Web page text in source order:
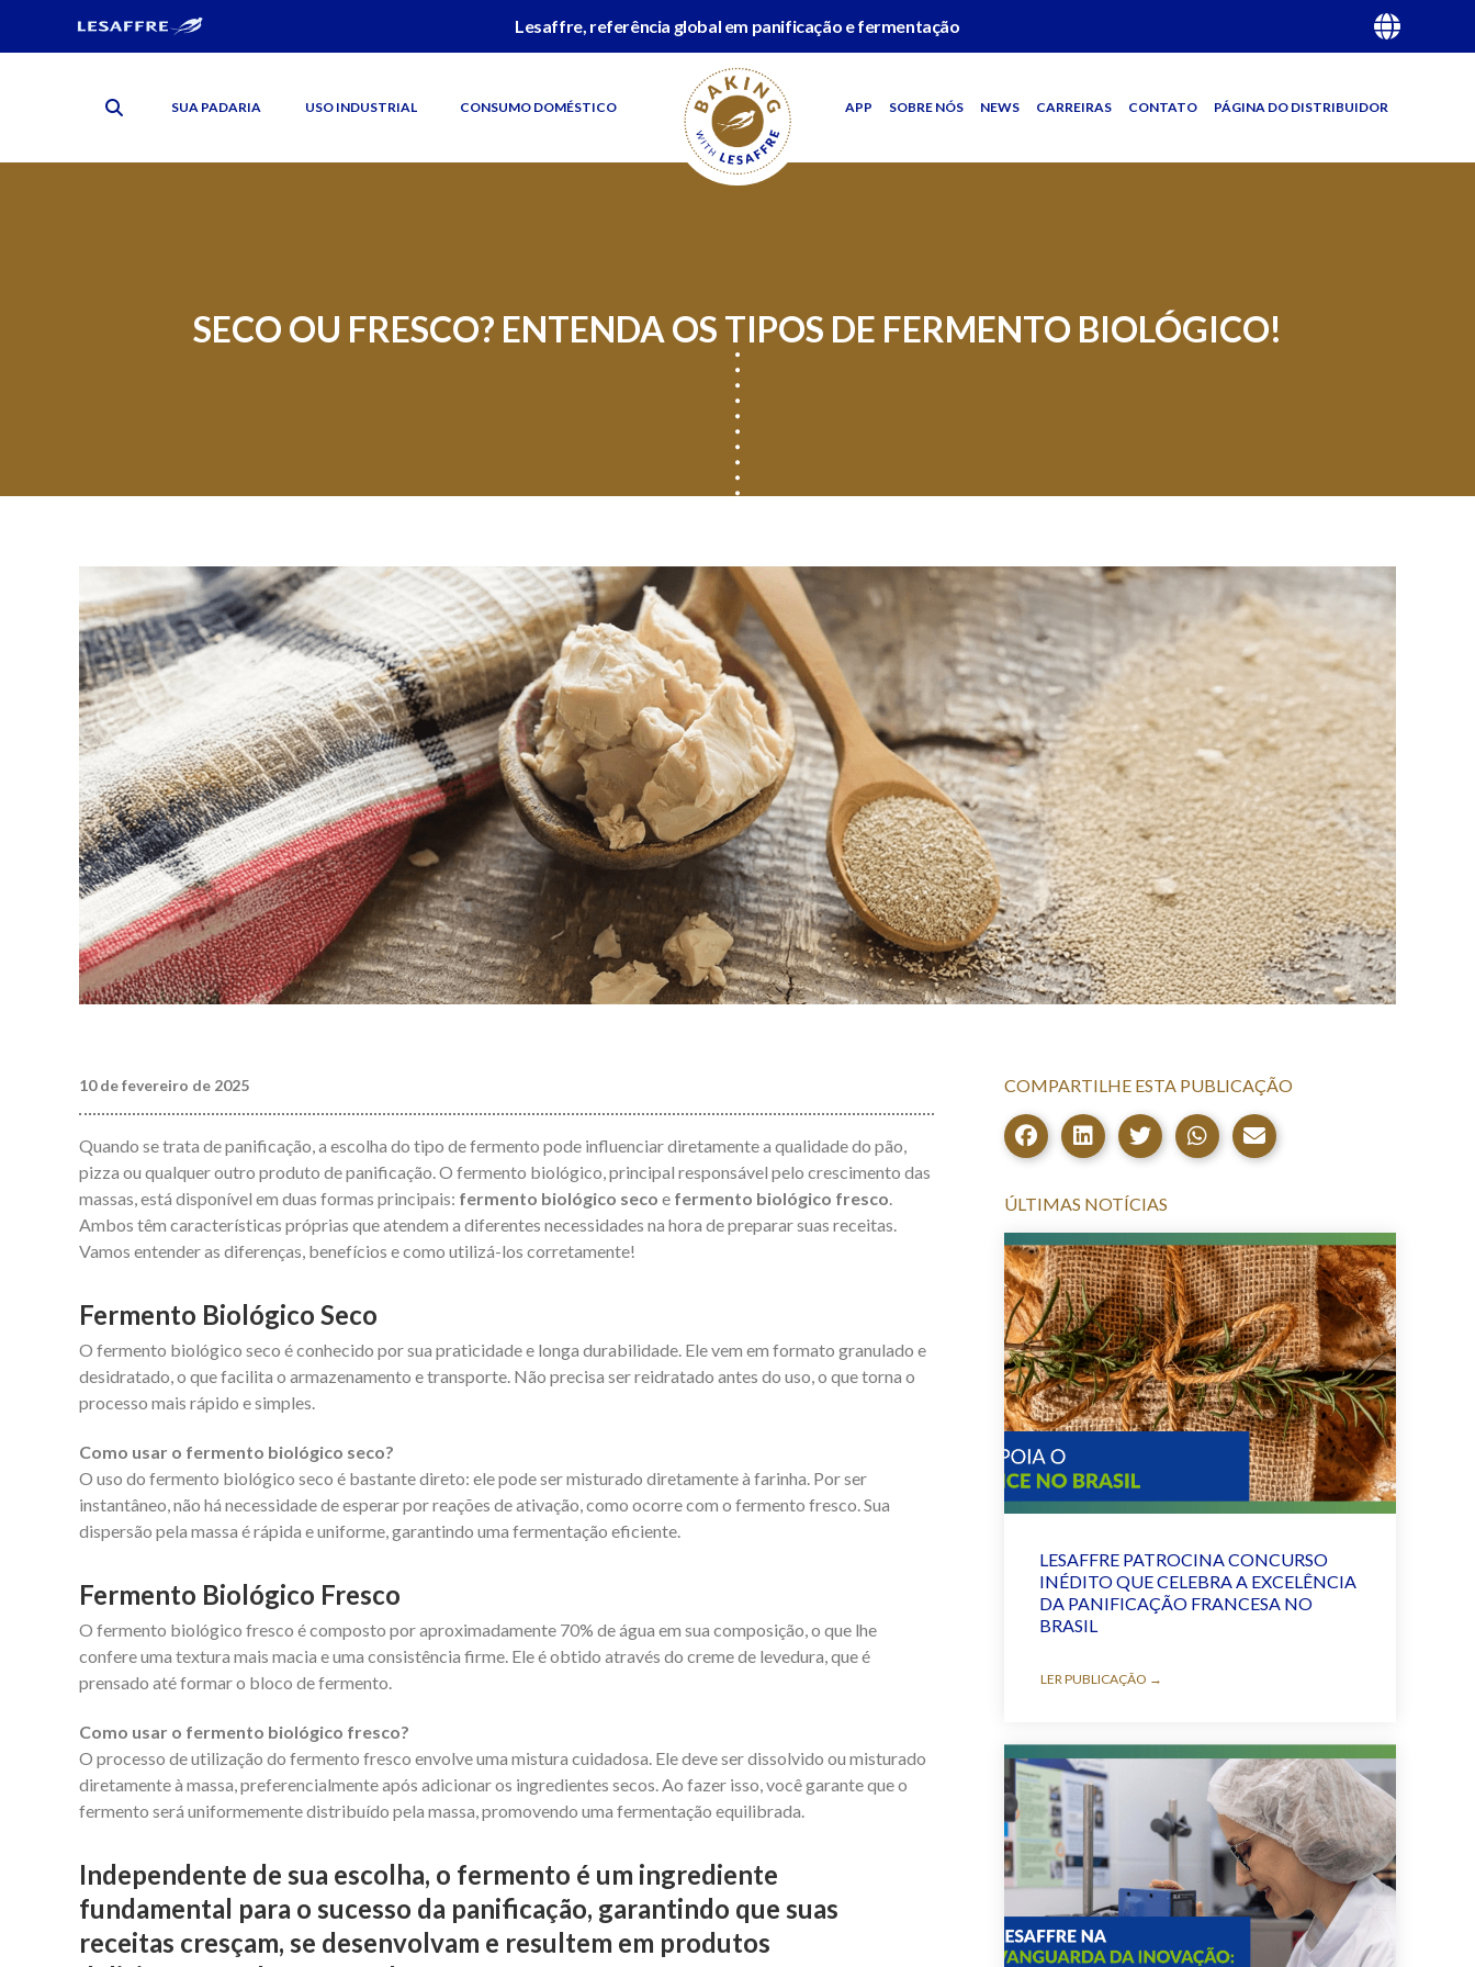
Lesaffre, referência global em panificação e fermentação
SUA PADARIA USO INDUSTRIAL CONSUMO DOMÉSTICO APP SOBRE NÓS NEWS CARREIRAS CONTATO PÁGINA DO DISTRIBUIDOR
SECO OU FRESCO? ENTENDA OS TIPOS DE FERMENTO BIOLÓGICO!
10 de fevereiro de 2025
Quando se trata de panificação, a escolha do tipo de fermento pode influenciar diretamente a qualidade do pão,
pizza ou qualquer outro produto de panificação. O fermento biológico, principal responsável pelo crescimento das
massas, está disponível em duas formas principais: fermento biológico seco e fermento biológico fresco.
Ambos têm características próprias que atendem a diferentes necessidades na hora de preparar suas receitas.
Vamos entender as diferenças, benefícios e como utilizá-los corretamente!
Fermento Biológico Seco
O fermento biológico seco é conhecido por sua praticidade e longa durabilidade. Ele vem em formato granulado e
desidratado, o que facilita o armazenamento e transporte. Não precisa ser reidratado antes do uso, o que torna o
processo mais rápido e simples.
Como usar o fermento biológico seco?
O uso do fermento biológico seco é bastante direto: ele pode ser misturado diretamente à farinha. Por ser
instantâneo, não há necessidade de esperar por reações de ativação, como ocorre com o fermento fresco. Sua
dispersão pela massa é rápida e uniforme, garantindo uma fermentação eficiente.
Fermento Biológico Fresco
O fermento biológico fresco é composto por aproximadamente 70% de água em sua composição, o que lhe
confere uma textura mais macia e uma consistência firme. Ele é obtido através do creme de levedura, que é
prensado até formar o bloco de fermento.
Como usar o fermento biológico fresco?
O processo de utilização do fermento fresco envolve uma mistura cuidadosa. Ele deve ser dissolvido ou misturado
diretamente à massa, preferencialmente após adicionar os ingredientes secos. Ao fazer isso, você garante que o
fermento será uniformemente distribuído pela massa, promovendo uma fermentação equilibrada.
Independente de sua escolha, o fermento é um ingrediente
fundamental para o sucesso da panificação, garantindo que suas
receitas cresçam, se desenvolvam e resultem em produtos
COMPARTILHE ESTA PUBLICAÇÃO
ÚLTIMAS NOTÍCIAS
LESAFFRE PATROCINA CONCURSO
INÉDITO QUE CELEBRA A EXCELÊNCIA
DA PANIFICAÇÃO FRANCESA NO
BRASIL
LER PUBLICAÇÃO →